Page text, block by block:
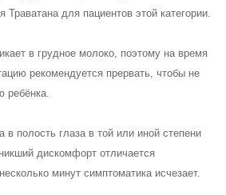
Траватана для пациентов этой категории.
в грудное молоко, поэтому на время
рекомендуется прервать, чтобы не
ребёнка.
в полость глаза в той или иной степени
дискомфорт отличается
минут симптоматика исчезает.